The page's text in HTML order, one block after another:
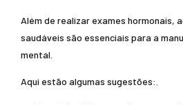
Além de realizar exames hormonais,
saudáveis são essenciais para a
mental.
Aqui estão algumas sugestões:.